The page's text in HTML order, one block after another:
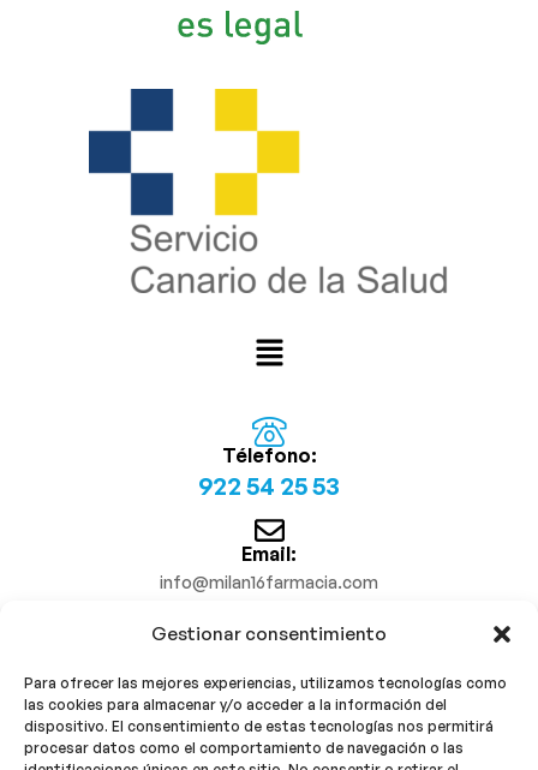
Gestionar consentimiento
Para ofrecer las mejores experiencias, utilizamos tecnologías como
las cookies para almacenar y/o acceder a la información del
dispositivo. El consentimiento de estas tecnologías nos permitirá
procesar datos como el comportamiento de navegación o las
Télefono:
922 54 25 53
Email:
info@milan16farmacia.com
¡Síguenos!